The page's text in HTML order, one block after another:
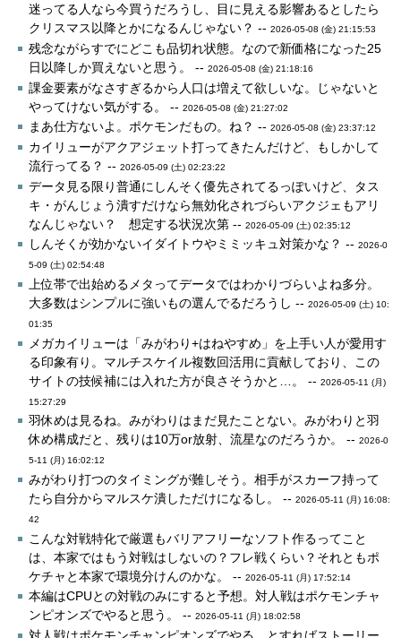
迷ってる人なら今買うだろうし、目に見える影響あるとしたら
クリスマス以降とかになるんじゃない？ --2026-05-08 (金) 21:15:53
残念ながらすでにどこも品切れ状態。なので新価格になった25
日以降しか買えないと思う。 --2026-05-08 (金) 21:18:16
課金要素がなさすぎるから人口は増えて欲しいな。じゃないと
やってけない気がする。 --2026-05-08 (金) 21:27:02
まあ仕方ないよ。ポケモンだもの。ね？ --2026-05-08 (金) 23:37:12
カイリューがアクアジェット打ってきたんだけど、もしかして
流行ってる？ --2026-05-09 (土) 02:23:22
データ見る限り普通にしんそく優先されてるっぽいけど、タス
キ・がんじょう潰すだけなら無効化されづらいアクジェもアリ
なんじゃない？ 想定する状況次第 --2026-05-09 (土) 02:35:12
しんそくが効かないイダイトウやミミッキュ対策かな？ --2026-0
5-09 (土) 02:54:48
上位帯で出始めるメタってデータではわかりづらいよね多分。
大多数はシンプルに強いもの選んでるだろうし --2026-05-09 (土) 10:
01:35
メガカイリューは「みがわり+はねやすめ」を上手い人が愛用す
る印象有り。マルチスケイル複数回活用に貢献しており、この
サイトの技候補には入れた方が良さそうかと…。 --2026-05-11 (月)
15:27:29
羽休めは見るね。みがわりはまだ見たことない。みがわりと羽
休め構成だと、残りは10万or放射、流星なのだろうか。 --2026-0
5-11 (月) 16:02:12
みがわり打つのタイミングが難しそう。相手がスカーフ持って
たら自分からマルスケ潰しただけになるし。 --2026-05-11 (月) 16:08:
42
こんな対戦特化で厳選もバリアフリーなソフト作るってこと
は、本家ではもう対戦はしないの？フレ戦くらい？それともポ
ケチャと本家で環境分けんのかな。 --2026-05-11 (月) 17:52:14
本編はCPUとの対戦のみにすると予想。対人戦はポケモンチャ
ンピオンズでやると思う。 --2026-05-11 (月) 18:02:58